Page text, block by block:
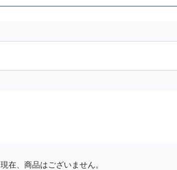
現在、商品はございません。